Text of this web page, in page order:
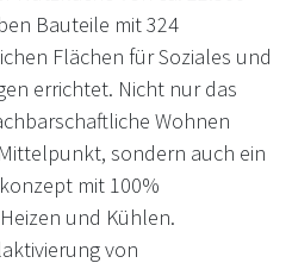
Bauteile mit 324
Flächen für Soziales und
errichtet. Nicht nur das
Wohnen
sondern auch ein
mit 100%
und Kühlen.
von